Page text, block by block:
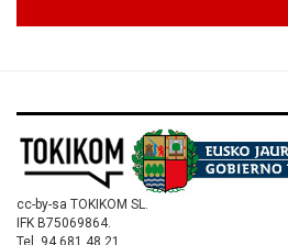
cc-by-sa TOKIKOM SL.
IFK B75069864.
Tel. 94 681 48 21